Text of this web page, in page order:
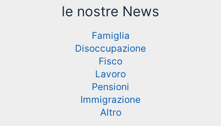
le nostre News
Famiglia
Disoccupazione
Fisco
Lavoro
Pensioni
Immigrazione
Altro